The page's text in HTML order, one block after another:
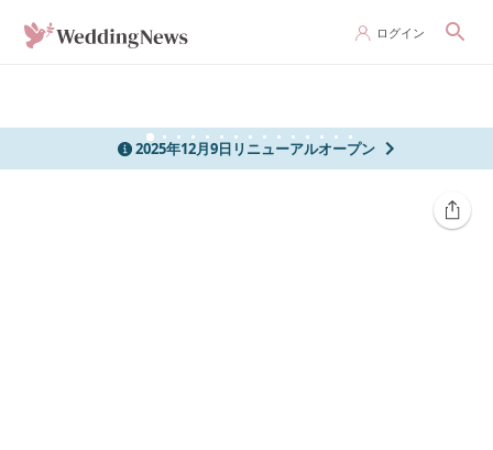
ログイン
2025年12月9日リニューアルオープン